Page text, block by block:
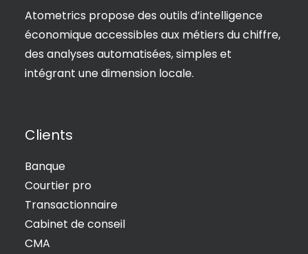
Atometrics propose des outils d’intelligence
économique accessibles aux métiers du chiffre,
des analyses automatisées, simples et
intégrant une dimension locale.
Clients
Banque
Courtier pro
Transactionnaire
Cabinet de conseil
CMA